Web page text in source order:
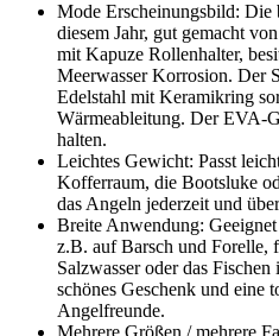
Mode Erscheinungsbild: Die
diesem Jahr, gut gemacht
mit Kapuze Rollenhalter,
Meerwasser Korrosion. Der
Edelstahl mit Keramikring
Wärmeableitung. Der EVA-
halten.
Leichtes Gewicht: Passt
Kofferraum, die Bootsluke
das Angeln jederzeit und
Breite Anwendung:
z.B. auf Barsch und Forelle,
Salzwasser oder das
schönes Geschenk und eine
Angelfreunde.